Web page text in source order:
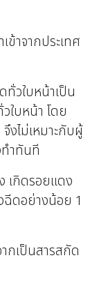
ข้าจากประเทศ
ทั่วใบหน้าเป็น
ใบหน้า โดย
งไม่เหมาะกับผู้
ำทันที
เกิดรอยแดง
ดอย่างน้อย 1
กเป็นสารสกัด